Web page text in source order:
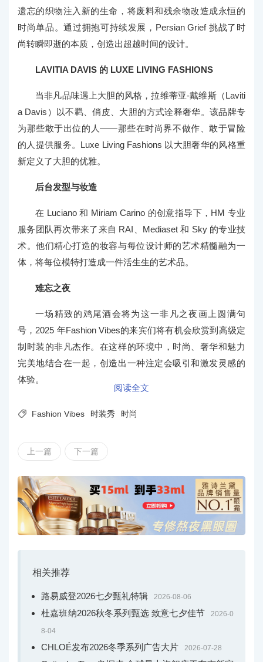
遗忘的织物注入新的生命，将废料和残余物改造成永恒的
时尚单品。通过拥抱可持续发展，Persian Grief 挑战了时
尚转瞬即逝的本质，创造出超越时间的设计。
LAVITIA DAVIS 的 LUXE LIVING FASHIONS
当非凡品味遇上大胆的风格，拉维蒂亚-戴维斯（Laviti
a Davis）以不羁、俏皮、大胆的方式诠释奢华。该品牌专
为那些敢于出位的人——那些在时尚界不做作、敢于冒险
的人提供服务。Luxe Living Fashions 以大胆奢华的风格重
新定义了大胆的优雅。
后台发型与妆造
在 Luciano 和 Miriam Carino 的创意指导下，HM 专业
服务团队再次带来了来自 RAI、Mediaset 和 Sky 的专业技
术。他们精心打造的妆容与每位设计师的艺术精髓融为一
体，将每位模特打造成一件活生生的艺术品。
难忘之夜
一场精致的鸡尾酒会将为这一非凡之夜画上圆满句
号，2025 年Fashion Vibes的来宾们将有机会欣赏到高级定
制时装的非凡杰作。在这样的环境中，时尚、奢华和魅力
完美地结合在一起，创造出一种注定会吸引和激发灵感的
体验。
阅读全文
 Fashion Vibes 时装秀 时尚
上一篇 下一篇
相关推荐
路易威登2026七夕甄礼特辑 2026-08-06
杜嘉班纳2026秋冬系列甄选 致意七夕佳节 2026-0
8-04
CHLOÉ发布2026冬季系列广告大片 2026-07-28